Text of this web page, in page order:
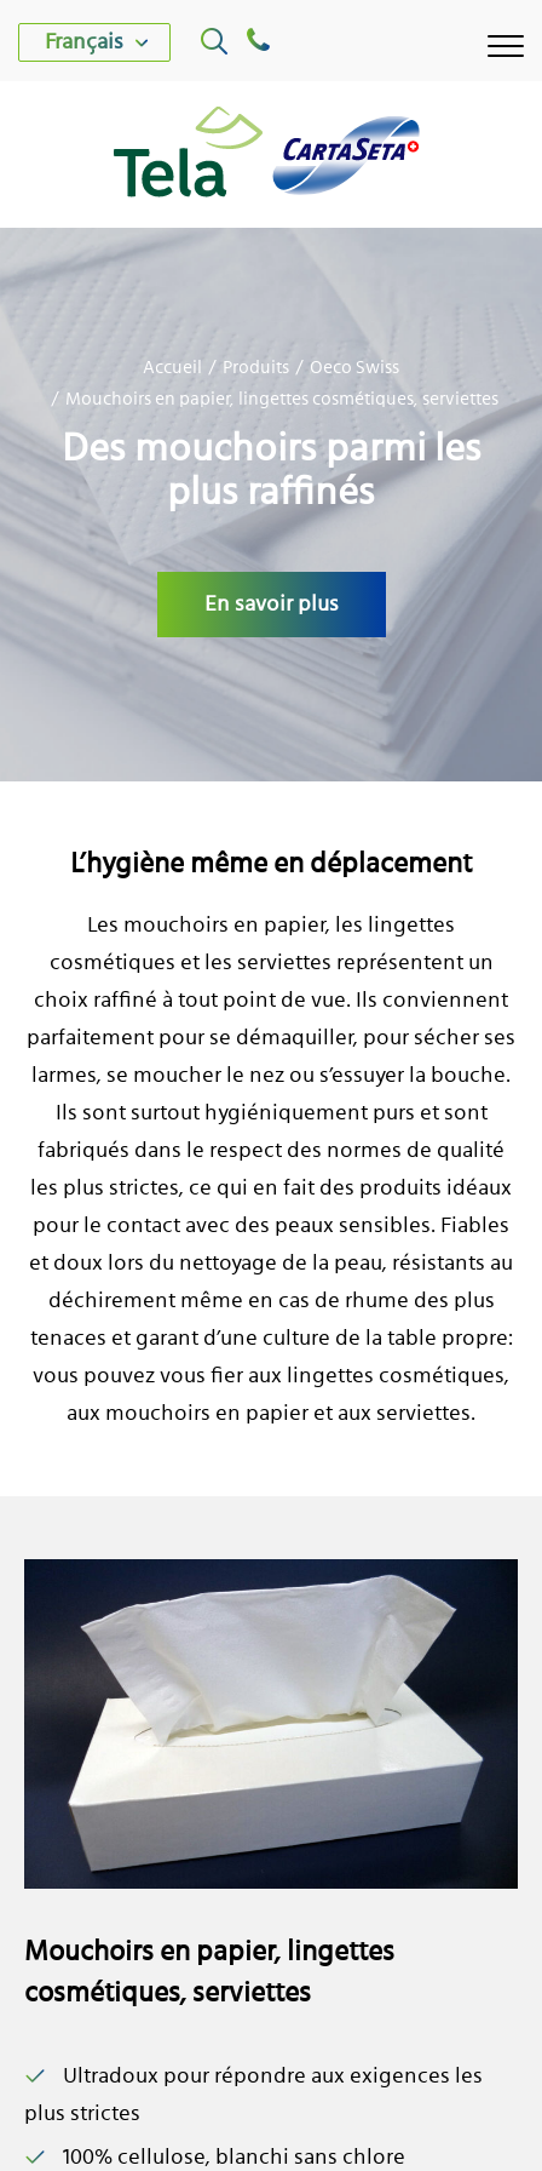
Français
USINE CARTASETA
PRODUITS
DÉVELOPPEMENT DURABLE
CARRIÈRE
Accueil Produits
Oeco Swiss
Mouchoirs en papier, lingettes cosmétiques, serviettes
Des mouchoirs parmi les
plus raffinés
En savoir plus
L’hygiène même en déplacement
Les mouchoirs en papier, les lingettes
cosmétiques et les serviettes représentent un
choix raffiné à tout point de vue. Ils conviennent
parfaitement pour se démaquiller, pour sécher ses
larmes, se moucher le nez ou s’essuyer la bouche.
Ils sont surtout hygiéniquement purs et sont
fabriqués dans le respect des normes de qualité
les plus strictes, ce qui en fait des produits idéaux
pour le contact avec des peaux sensibles. Fiables
et doux lors du nettoyage de la peau, résistants au
déchirement même en cas de rhume des plus
tenaces et garant d’une culture de la table propre:
vous pouvez vous fier aux lingettes cosmétiques,
aux mouchoirs en papier et aux serviettes.
Mouchoirs en papier, lingettes
cosmétiques, serviettes
Ultradoux pour répondre aux exigences les
plus strictes
100% cellulose, blanchi sans chlore